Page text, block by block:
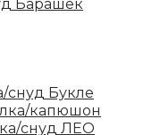
Барашек
снуд Букле
капюшон
снуд ЛЕО